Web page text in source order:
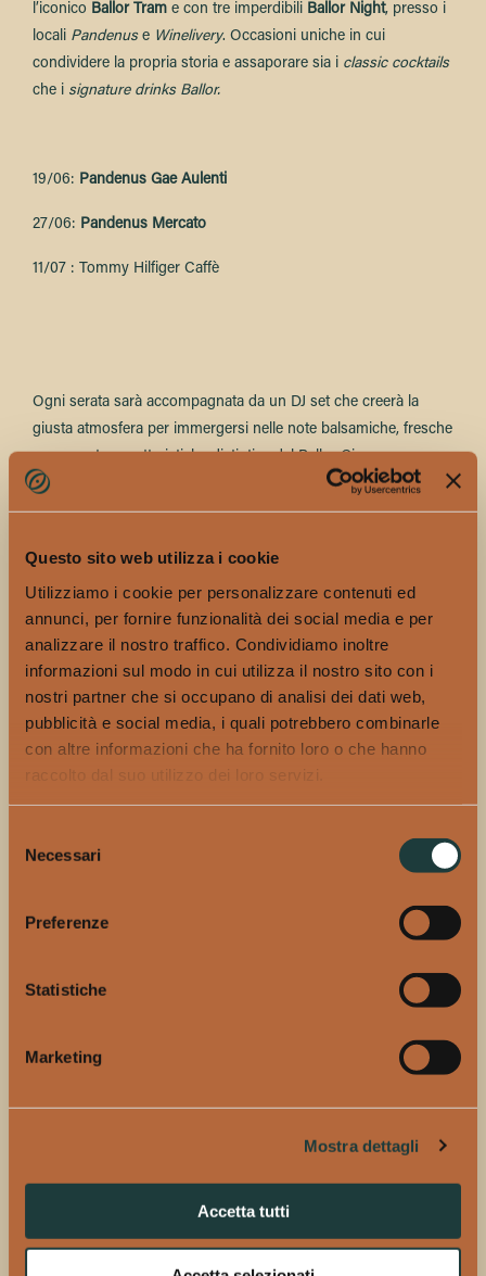
Questo sito web utilizza i cookie
Utilizziamo i cookie per personalizzare contenuti ed
annunci, per fornire funzionalità dei social media e per
analizzare il nostro traffico. Condividiamo inoltre
informazioni sul modo in cui utilizza il nostro sito con i
nostri partner che si occupano di analisi dei dati web,
pubblicità e social media, i quali potrebbero combinarle
con altre informazioni che ha fornito loro o che hanno
raccolto dal suo utilizzo dei loro servizi.
delNecessari
Preferenze
Statistiche
Marketing
Mostra dettagli
Accetta tutti
l’iconico Ballor Tram e con tre imperdibili Ballor Night, presso i
locali Pandenuse Winelivery. Occasioni uniche in cui
condividere la propria storia e assaporare sia i classic cocktails
che i signature drinks Ballor.
19/06: Pandenus Gae Aulenti
27/06: Pandenus Mercato
11/07 : Tommy Hilfiger Caffè
Ogni serata sarà accompagnata da un DJ set che creerà la
giusta atmosfera per immergersi nelle note balsamiche, fresche
e agrumate, caratteristiche distintive del Ballor Gin.
Parco Castello, Piazza della Scala, Brera, Arco della Pace e
Stazione Centrale ; sarà il compagno ideale per raggiungere la
prossima fermata della tua storia.
Nel mese di giungo, il Ballor Gin diventerà molto più che un
semplice distillato, ma un vero e proprio simbolo di storie
Che tu stia per celebrare un’occasione speciale o desideri
semplicemente assaporare un momento di relax, Ballor sarà il
suo spirito vibrante e le sue storie da raccontare.
Proudly powered by LiteSpeed Web Server
content found on this site.